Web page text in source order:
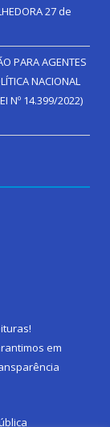
27 de
PARA AGENTES
NACIONAL
Nº 14.399/2022)
!
em